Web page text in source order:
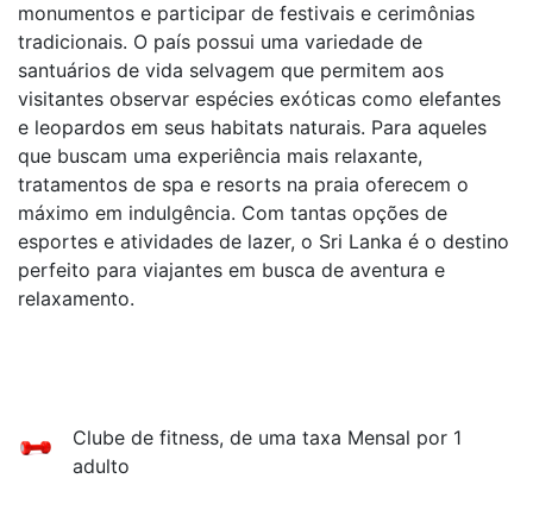
monumentos e participar de festivais e cerimônias
tradicionais. O país possui uma variedade de
santuários de vida selvagem que permitem aos
visitantes observar espécies exóticas como elefantes
e leopardos em seus habitats naturais. Para aqueles
que buscam uma experiência mais relaxante,
tratamentos de spa e resorts na praia oferecem o
máximo em indulgência. Com tantas opções de
esportes e atividades de lazer, o Sri Lanka é o destino
perfeito para viajantes em busca de aventura e
relaxamento.
Clube de fitness, de uma taxa Mensal por 1
adulto